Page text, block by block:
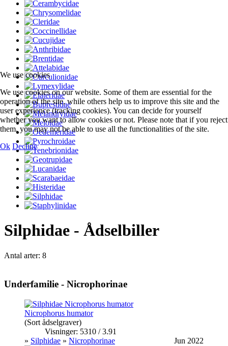
Silphidae - Ådselbiller
Antal arter: 8
Underfamilie - Nicrophorinae
Nicrophorus humator
(Sort ådselgraver)
Visninger: 5310 / 3.91
» Silphidae » Nicrophorinae Jun 2022
We use cookies
We use cookies on our website. Some of them are essential for the
operation of the site, while others help us to improve this site and the
user experience (tracking cookies). You can decide for yourself
whether you want to allow cookies or not. Please note that if you reject
them, you may not be able to use all the functionalities of the site.
Ok Decline